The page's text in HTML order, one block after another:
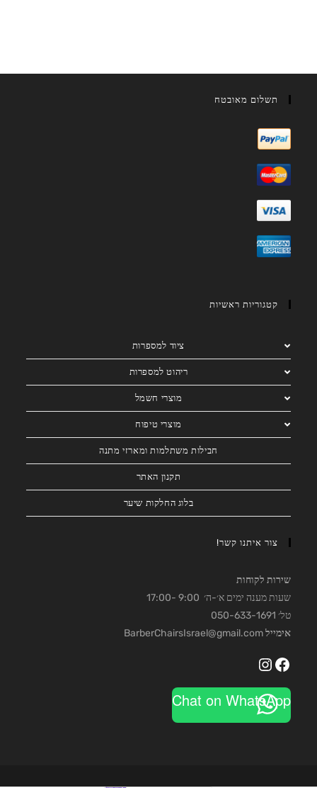
תשלום מאובטח
קטגוריות ראשיות
ציוד למספרות
ריהוט למספרות
מוצרי חשמל
מוצרי טיפוח
חבילות משתלמות ומארזי מתנה
תקנון האתר
בלוג החלקות שיער
צור איתנו קשר!
שירות לקוחות
שעות מענה ימים א׳-ה׳ 9:00 -17:00
טל׳ 050-633-1691
אימיילBarberChairsIsrael@gmail.com
Facebook
Instagram
Chat on WhatsApp